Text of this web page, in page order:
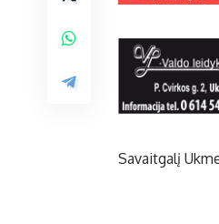
Savaitgalį